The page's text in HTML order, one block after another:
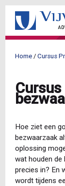
Overslaan
de
gaanHome Cursus
Hoe ziet een
bezwaarzaak
oplossing
wat houden de
precies in? En
wordt tijdens